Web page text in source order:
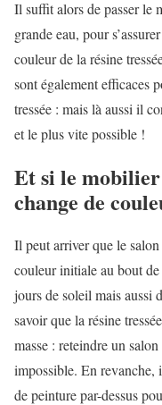
Il suffit alors de passer le
grande eau, pour
couleur de la résine
sont également efficaces
tressée : mais là aussi il
et le plus vite possible !
Et si le
change de
Il peut arriver que le
couleur initiale au bout de
jours de soleil mais aussi
savoir que la résine
masse : reteindre un
impossible. En revanche,
de peinture par-dessus